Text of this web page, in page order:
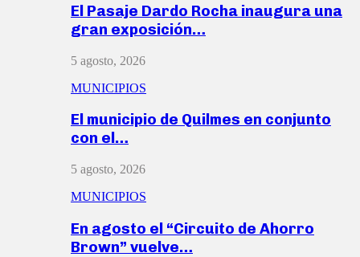
El Pasaje Dardo Rocha inaugura una
gran exposición…
5 agosto, 2026
MUNICIPIOS
El municipio de Quilmes en conjunto
con el…
5 agosto, 2026
MUNICIPIOS
En agosto el “Circuito de Ahorro
Brown” vuelve…